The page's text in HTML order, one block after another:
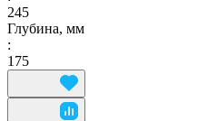
245
Глубина, мм
:
175